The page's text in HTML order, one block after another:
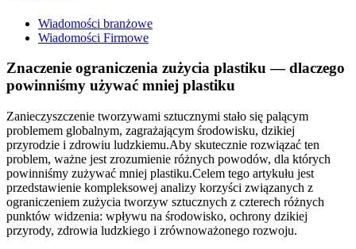
Wiadomości branżowe
Wiadomości Firmowe
Znaczenie ograniczenia zużycia plastiku — dlaczego
powinniśmy używać mniej plastiku
Zanieczyszczenie tworzywami sztucznymi stało się palącym
problemem globalnym, zagrażającym środowisku, dzikiej
przyrodzie i zdrowiu ludzkiemu.Aby skutecznie rozwiązać ten
problem, ważne jest zrozumienie różnych powodów, dla których
powinniśmy zużywać mniej plastiku.Celem tego artykułu jest
przedstawienie kompleksowej analizy korzyści związanych z
ograniczeniem zużycia tworzyw sztucznych z czterech różnych
punktów widzenia: wpływu na środowisko, ochrony dzikiej
przyrody, zdrowia ludzkiego i zrównoważonego rozwoju.